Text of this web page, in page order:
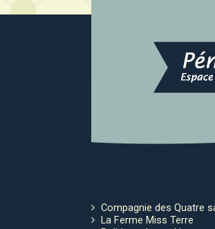
Compagnie des Quatre
La Ferme Miss Terre